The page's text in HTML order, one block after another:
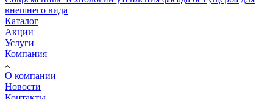
внешнего вида
Каталог
Акции
Услуги
Компания
О компании
Новости